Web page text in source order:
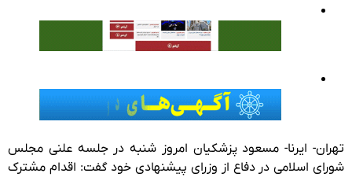
تهران- ایرنا- مسعود پزشکیان امروز شنبه در جلسه علنی مجلس
شورای اسلامی در دفاع از وزرای پیشنهادی خود گفت: اقدام مشترک